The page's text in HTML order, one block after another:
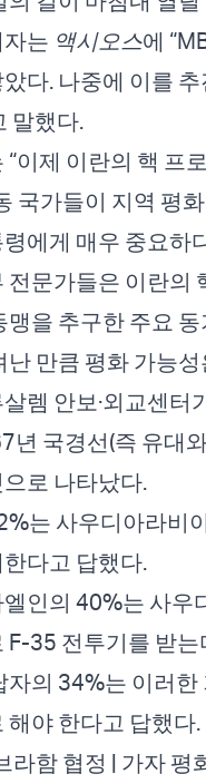
는 액시오스에
다. 나중에 이를
말했다.
“이제 이란의 핵 프
국가들이 지역 평
에게 매우 중요하
전문가들은 이란의
맹을 추구한 주요
난 만큼 평화 가능
렘 안보·외교센터
년 국경선(즉 유대
로 나타났다.
는 사우디아라비
다고 답했다.
인의 40%는 사우
F-35 전투기를 받
자의 34%는 이러
해야 한다고 답했다.
라함 협정 | 가자 평